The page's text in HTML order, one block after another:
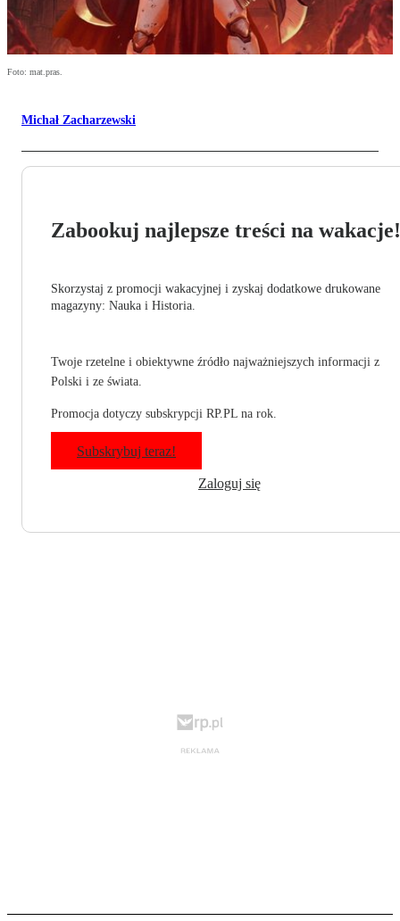
Foto: mat.pras.
Michał Zacharzewski
Zabookuj najlepsze treści na wakacje!
Skorzystaj z promocji wakacyjnej i zyskaj dodatkowe drukowane
magazyny: Nauka i Historia.
Twoje rzetelne i obiektywne źródło najważniejszych informacji z
Polski i ze świata.
Promocja dotyczy subskrypcji RP.PL na rok.
Subskrybuj teraz!
Zaloguj się